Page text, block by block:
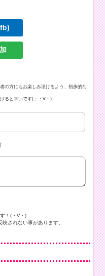
の方にもお楽しみ頂けるよう、初歩的な
ると幸いです(；・∀・)
！(・∀・)ゞ
されない事があります。